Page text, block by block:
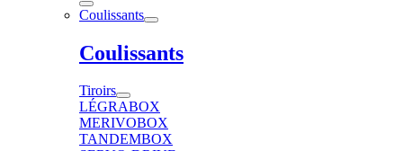
Coulissants
Coulissants
Tiroirs
LÉGRABOX
MERIVOBOX
TANDEMBOX